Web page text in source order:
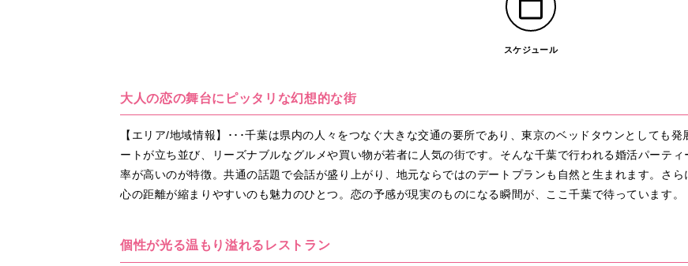
スケジュール
大人の恋の舞台にピッタリな幻想的な街
【エリア/地域情報】･･･千葉は県内の人々をつなぐ大きな交通の要所であり、東京のベッドタウンとしても
ートが立ち並び、リーズナブルなグルメや買い物が若者に人気の街です。そんな千葉で行われる婚活パーテ
率が高いのが特徴。共通の話題で会話が盛り上がり、地元ならではのデートプランも自然と生まれます。さら
心の距離が縮まりやすいのも魅力のひとつ。恋の予感が現実のものになる瞬間が、ここ千葉で待っています。
個性が光る温もり溢れるレストラン